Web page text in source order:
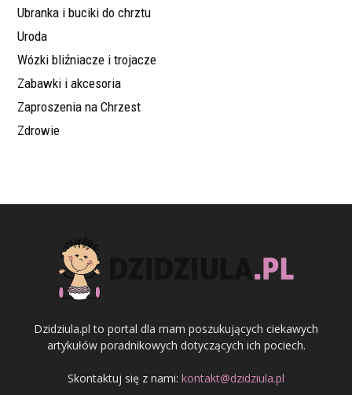
Ubranka i buciki do chrztu
Uroda
Wózki bliźniacze i trojacze
Zabawki i akcesoria
Zaproszenia na Chrzest
Zdrowie
Dzidziula.pl to portal dla mam poszukujących ciekawych
artykułów poradnikowych dotyczących ich pociech.
Skontaktuj się z nami: kontakt@dzidziula.pl